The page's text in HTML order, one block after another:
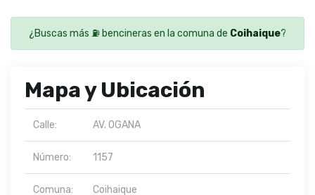
¿Buscas más ⛽ bencineras en la comuna de Coihaique?
Mapa y Ubicación
Calle: AV. OGANA
Número: 1157
Comuna: Coihaique